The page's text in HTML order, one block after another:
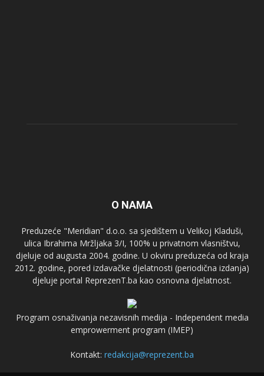
O NAMA
Preduzeće "Meridian" d.o.o. sa sjedištem u Velikoj Kladuši,
ulica Ibrahima Mržljaka 3/I, 100% u privatnom vlasništvu,
djeluje od augusta 2004. godine. U okviru preduzeća od kraja
2012. godine, pored izdavačke djelatnosti (periodična izdanja)
djeluje portal ReprezenT.ba kao osnovna djelatnost.
Program osnaživanja nezavisnih medija - Independent media
emprowerment program (IMEP)
Kontakt: redakcija@reprezent.ba